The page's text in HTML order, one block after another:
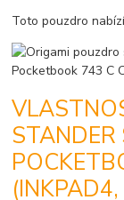
Toto pouzdro